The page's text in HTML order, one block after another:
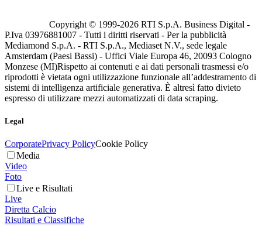
Copyright © 1999-2026 RTI S.p.A. Business Digital -
P.Iva 03976881007 - Tutti i diritti riservati - Per la pubblicità
Mediamond S.p.A. - RTI S.p.A., Mediaset N.V., sede legale
Amsterdam (Paesi Bassi) - Uffici Viale Europa 46, 20093 Cologno
Monzese (MI)Rispetto ai contenuti e ai dati personali trasmessi e/o
riprodotti è vietata ogni utilizzazione funzionale all’addestramento di
sistemi di intelligenza artificiale generativa. È altresì fatto divieto
espresso di utilizzare mezzi automatizzati di data scraping.
Legal
CorporatePrivacy PolicyCookie Policy
Media
Video
Foto
Live e Risultati
Live
Diretta Calcio
Risultati e Classifiche